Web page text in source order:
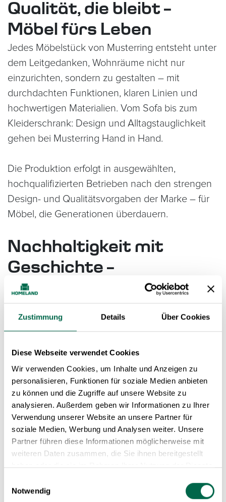
Zustimmung Details Über Cookies
Diese Webseite verwendet Cookies
Wir verwenden Cookies, um Inhalte und Anzeigen zu
personalisieren, Funktionen für soziale Medien anbieten
zu können und die Zugriffe auf unsere Website zu
analysieren. Außerdem geben wir Informationen zu Ihrer
Verwendung unserer Website an unsere Partner für
soziale Medien, Werbung und Analysen weiter. Unsere
Partner führen diese Informationen möglicherweise mit
weiteren Daten zusammen, die Sie ihnen bereitgestellt
haben oder die sie im Rahmen Ihrer Nutzung der Dienste
Notwendig
Qualität, die bleibt –
Möbel fürs Leben
Jedes Möbelstück von Musterring entsteht unter
dem Leitgedanken, Wohnräume nicht nur
einzurichten, sondern zu gestalten – mit
durchdachten Funktionen, klaren Linien und
hochwertigen Materialien. Vom Sofa bis zum
Kleiderschrank: Design und Alltagstauglichkeit
gehen bei Musterring Hand in Hand.
Die Produktion erfolgt in ausgewählten,
hochqualifizierten Betrieben nach den strengen
Design- und Qualitätsvorgaben der Marke – für
Möbel, die Generationen überdauern.
Nachhaltigkeit mit
Geschichte –
Engagement, das wirkt
Nachhaltigkeit ist für Musterring kein Trend,
sondern Tradition. Bereits seit den frühen 1990er-
Aufforstung des Zittauer Stadtwaldes in Sachsen
– mit bislang über 140.000 gepflanzten Bäumen,
die jährlich rund 1.400 Tonnen CO₂ binden.
Darüber hinaus setzt Musterring auf:
regionale Produktion mit kurzen Lieferketten
ressourcenschonende Prozesse ohne
Zwischenlagerung
Recyclingpotenzial